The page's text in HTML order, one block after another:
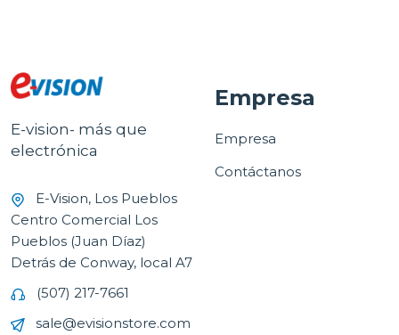
E-vision- más que
electrónica
E-Vision, Los Pueblos
Centro Comercial Los
Pueblos (Juan Díaz)
Detrás de Conway, local A7
(507) 217-7661
sale@evisionstore.com
Empresa
Empresa
Contáctanos